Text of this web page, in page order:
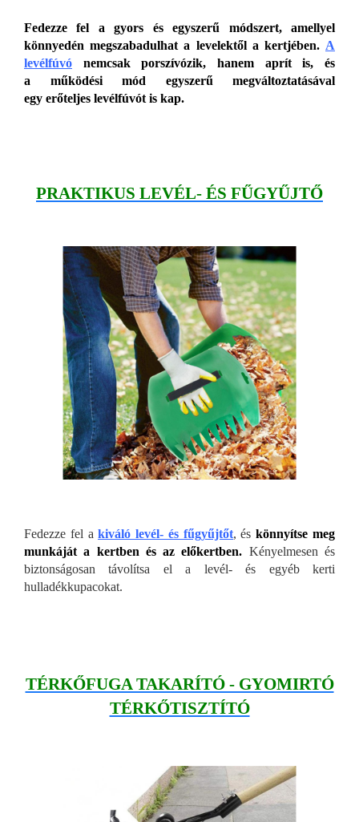
Fedezze fel a gyors és egyszerű módszert, amellyel
könnyedén megszabadulhat a levelektől a kertjében. A
levélfúvó nemcsak porszívózik, hanem aprít is, és
a működési mód egyszerű megváltoztatásával
egy erőteljes levélfúvót is kap.
PRAKTIKUS LEVÉL- ÉS FŰGYŰJTŐ
Fedezze fel akiváló levél- és fűgyűjtőt, éskönnyítse meg
munkáját a kertben és az előkertben. Kényelmesen és
biztonságosan távolítsa el a levél- és egyéb kerti
hulladékkupacokat.
TÉRKŐFUGA TAKARÍTÓ - GYOMIRTÓ
TÉRKŐTISZTÍTÓ